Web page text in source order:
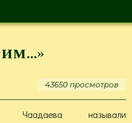
43650 просмотров
Чаадаева называли